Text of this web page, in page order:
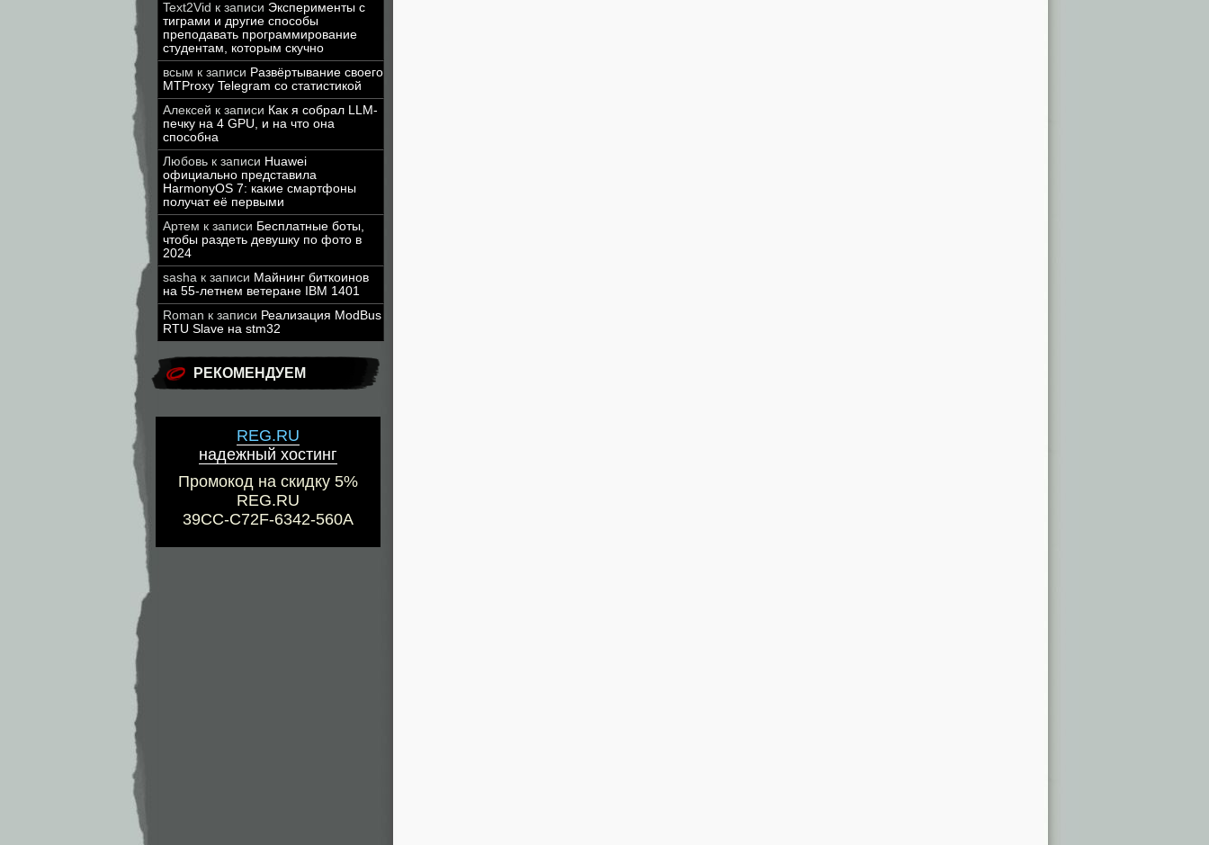
Text2Vid к записи Эксперименты с
тиграми и другие способы
преподавать программирование
студентам, которым скучно
всым к записи Развёртывание своего
MTProxy Telegram со статистикой
Алексей к записи Как я собрал LLM-
печку на 4 GPU, и на что она
способна
Любовь к записи Huawei
официально представила
HarmonyOS 7: какие смартфоны
получат её первыми
Артем к записи Бесплатные боты,
чтобы раздеть девушку по фото в
2024
sasha к записи Майнинг биткоинов
на 55-летнем ветеране IBM 1401
Roman к записи Реализация ModBus
RTU Slave на stm32
РЕКОМЕНДУЕМ
REG.RU
надежный хостинг
Промокод на скидку 5%
REG.RU
39CC-C72F-6342-560A